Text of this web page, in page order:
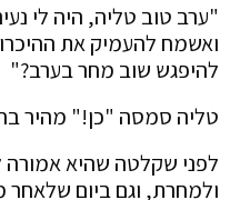
"ערב טוב טליה, היה לי
ואשמח להעמיק את
להיפגש שוב מחר בערב?"
טליה סמסה "כן!" מהיר
לפני שקלטה שהיא אמורה
ולמחרת, וגם ביום